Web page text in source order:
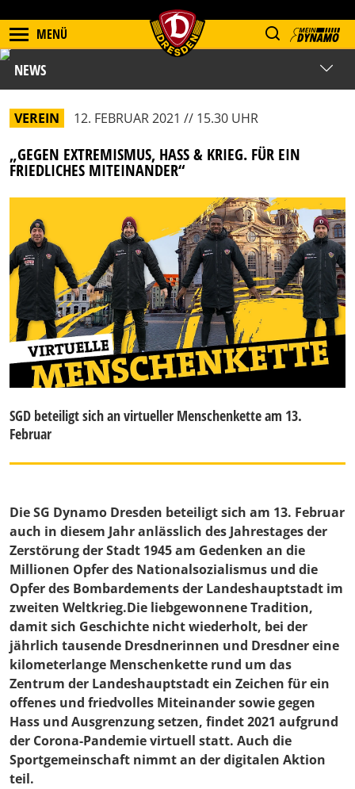
MENÜ
NEWS
VEREIN 12. FEBRUAR 2021 // 15.30 UHR
„GEGEN EXTREMISMUS, HASS & KRIEG. FÜR EIN
FRIEDLICHES MITEINANDER“
SGD beteiligt sich an virtueller Menschenkette am 13.
Februar
Die SG Dynamo Dresden beteiligt sich am 13. Februar
auch in diesem Jahr anlässlich des Jahrestages der
Zerstörung der Stadt 1945 am Gedenken an die
Millionen Opfer des Nationalsozialismus und die
Opfer des Bombardements der Landeshauptstadt im
zweiten Weltkrieg.Die liebgewonnene Tradition,
damit sich Geschichte nicht wiederholt, bei der
jährlich tausende Dresdnerinnen und Dresdner eine
kilometerlange Menschenkette rund um das
Zentrum der Landeshauptstadt ein Zeichen für ein
offenes und friedvolles Miteinander sowie gegen
Hass und Ausgrenzung setzen, findet 2021 aufgrund
der Corona-Pandemie virtuell statt. Auch die
Sportgemeinschaft nimmt an der digitalen Aktion
teil.